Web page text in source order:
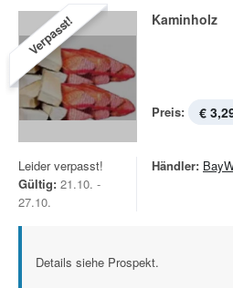
Verpasst! Kaminholz
Preis: €
Leider verpasst!
Gültig: 21.10. -
27.10.
Händler:
Details siehe Prospekt.